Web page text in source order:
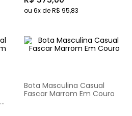
ou 6x deR$ 95,83
Bota Masculina Casual
Fascar Marrom Em Couro